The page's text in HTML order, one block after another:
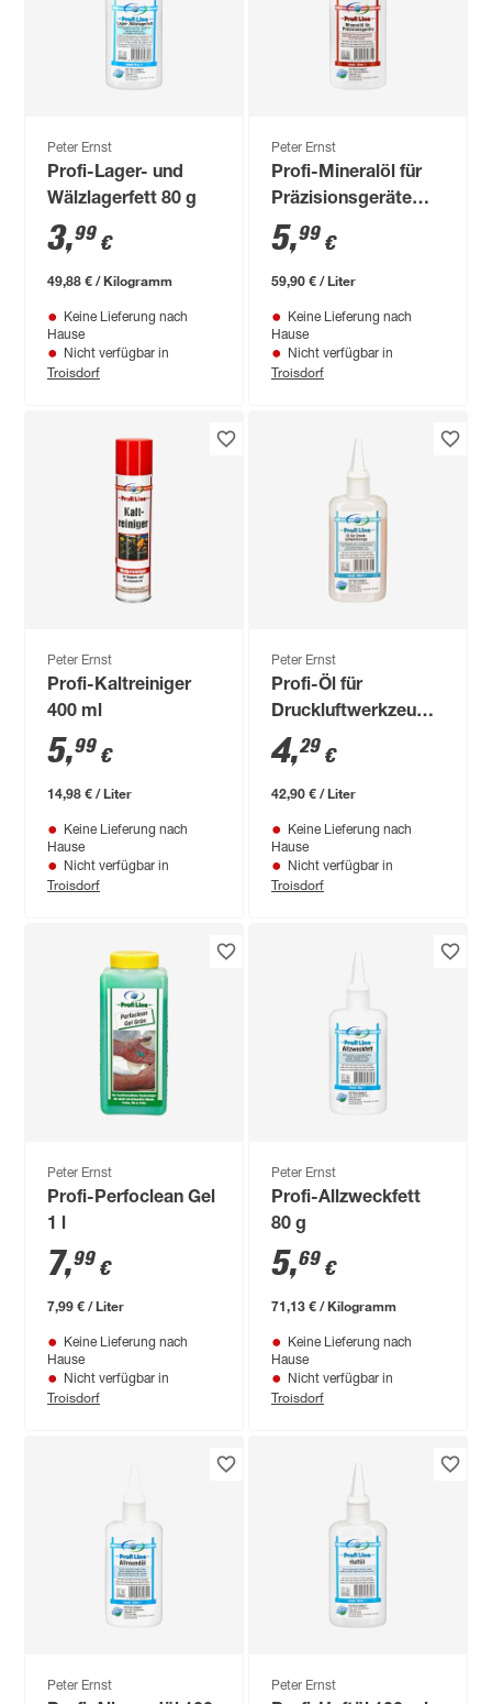
Peter Ernst
Profi-Lager- und
Wälzlagerfett 80 g
3,99 €
49,88 € / Kilogramm
Keine Lieferung nach
Hause
Nicht verfügbar in
Troisdorf
Peter Ernst
Profi-Mineralöl für
Präzisionsgeräte
100 ml
5,99 €
59,90 € / Liter
Keine Lieferung nach
Hause
Nicht verfügbar in
Troisdorf
Peter Ernst
Profi-Kaltreiniger
400 ml
5,99 €
14,98 € / Liter
Keine Lieferung nach
Hause
Nicht verfügbar in
Troisdorf
Peter Ernst
Profi-Öl für
Druckluftwerkzeuge
100 ml
4,29 €
42,90 € / Liter
Keine Lieferung nach
Hause
Nicht verfügbar in
Troisdorf
Peter Ernst
Profi-Perfoclean Gel
1 l
7,99 €
7,99 € / Liter
Keine Lieferung nach
Hause
Nicht verfügbar in
Troisdorf
Peter Ernst
Profi-Allzweckfett
80 g
5,69 €
71,13 € / Kilogramm
Keine Lieferung nach
Hause
Nicht verfügbar in
Troisdorf
Peter Ernst Peter Ernst